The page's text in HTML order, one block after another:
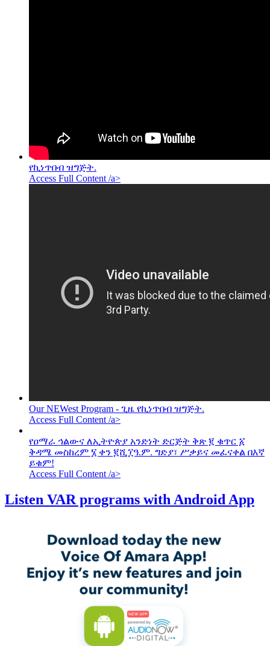
የኪነጥበብ ዝግጅት.
Access Full Content /a>
Our NEWest Program - ጊዜ የኪነጥበብ ዝግጅት.
Access Full Content /a>
የዐማራ ኅልውና ለኢትዮጵያ አንድነት ድርጅት ቅጽ ፪ ቁጥር ፩
ቅዳሜ መስከረም ፮ ቀን ፪ሺ፲ዓ.ም. ግድያ፣ ሥቃይና መፈናቀል በእኛ
ይቁም!
Access Full Content /a>
Listen VAR programs with Android App